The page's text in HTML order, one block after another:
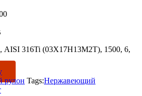
AISI 316Ti (03Х17Н13М2Т), 1500, 6,
рулон Tags:Нержавеющий